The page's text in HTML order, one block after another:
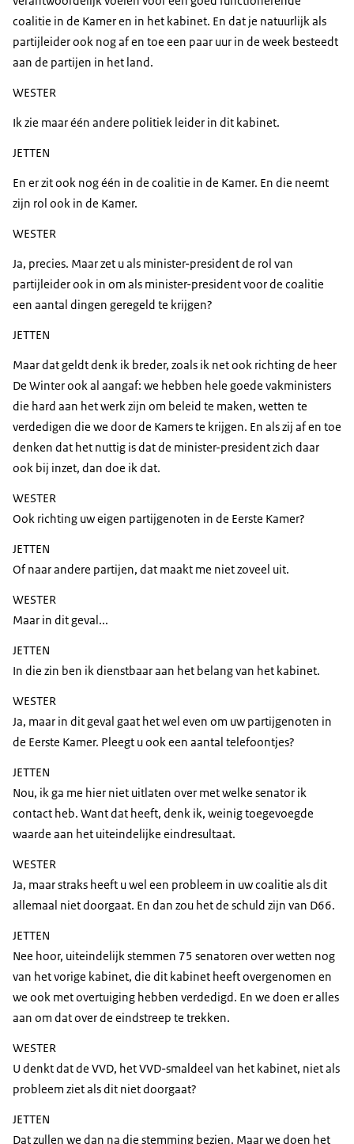
coalitie in de Kamer en in het kabinet. En dat je natuurlijk als
partijleider ook nog af en toe een paar uur in de week besteedt
aan de partijen in het land.
WESTER
Ik zie maar één andere politiek leider in dit kabinet.
JETTEN
En er zit ook nog één in de coalitie in de Kamer. En die neemt
zijn rol ook in de Kamer.
WESTER
Ja, precies. Maar zet u als minister-president de rol van
partijleider ook in om als minister-president voor de coalitie
een aantal dingen geregeld te krijgen?
JETTEN
Maar dat geldt denk ik breder, zoals ik net ook richting de heer
De Winter ook al aangaf: we hebben hele goede vakministers
die hard aan het werk zijn om beleid te maken, wetten te
verdedigen die we door de Kamers te krijgen. En als zij af en toe
denken dat het nuttig is dat de minister-president zich daar
ook bij inzet, dan doe ik dat.
WESTER
Ook richting uw eigen partijgenoten in de Eerste Kamer?
JETTEN
Of naar andere partijen, dat maakt me niet zoveel uit.
WESTER
Maar in dit geval...
JETTEN
In die zin ben ik dienstbaar aan het belang van het kabinet.
WESTER
Ja, maar in dit geval gaat het wel even om uw partijgenoten in
de Eerste Kamer. Pleegt u ook een aantal telefoontjes?
JETTEN
Nou, ik ga me hier niet uitlaten over met welke senator ik
contact heb. Want dat heeft, denk ik, weinig toegevoegde
waarde aan het uiteindelijke eindresultaat.
WESTER
Ja, maar straks heeft u wel een probleem in uw coalitie als dit
allemaal niet doorgaat. En dan zou het de schuld zijn van D66.
JETTEN
Nee hoor, uiteindelijk stemmen 75 senatoren over wetten nog
van het vorige kabinet, die dit kabinet heeft overgenomen en
we ook met overtuiging hebben verdedigd. En we doen er alles
aan om dat over de eindstreep te trekken.
WESTER
U denkt dat de VVD, het VVD-smaldeel van het kabinet, niet als
probleem ziet als dit niet doorgaat?
JETTEN
Dat zullen we dan na die stemming bezien. Maar we doen het